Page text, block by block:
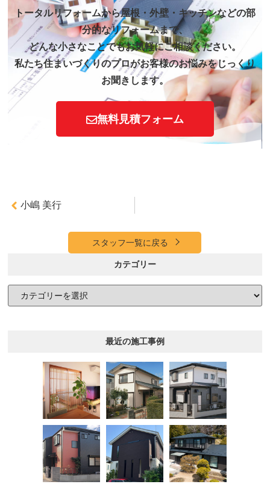
トータルリフォームから屋根・外壁・キッチンなどの部
分的なリフォームまで、
どんな小さなことでもお気軽にご相談ください。
私たち住まいづくりのプロがお客様のお悩みをじっくり
お聞きします。
無料見積フォーム
小嶋 美行
スタッフ一覧に戻る
カテゴリー
最近の施工事例